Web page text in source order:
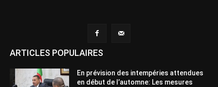
ARTICLES POPULAIRES
En prévision des intempéries attendues
en début de l’automne: Les mesures